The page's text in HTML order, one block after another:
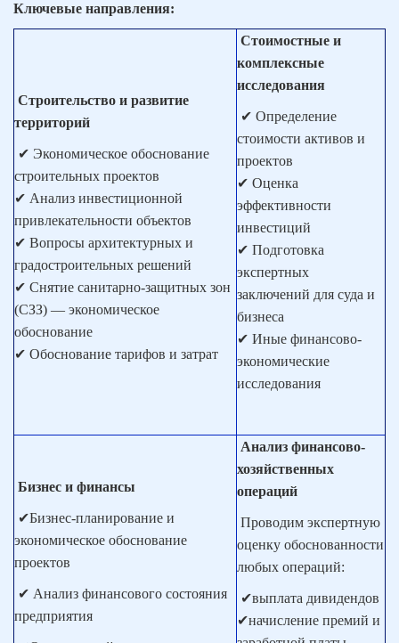
Ключевые направления:
Строительство и развитие
территорий
✔ Экономическое обоснование
строительных проектов
✔ Анализ инвестиционной
привлекательности объектов
✔ Вопросы архитектурных и
градостроительных решений
✔ Снятие санитарно-защитных зон
(СЗЗ) — экономическое
обоснование
✔ Обоснование тарифов и затрат
Стоимостные и
комплексные
исследования
✔ Определение
стоимости активов и
проектов
✔ Оценка
эффективности
инвестиций
✔ Подготовка
экспертных
заключений для суда и
бизнеса
✔ Иные финансово-
экономические
исследования
Бизнес и финансы
✔Бизнес-планирование и
экономическое обоснование
проектов
✔ Анализ финансового состояния
предприятия
Анализ финансово-
хозяйственных
операций
Проводим экспертную
оценку обоснованности
любых операций:
✔выплата дивидендов
✔начисление премий и